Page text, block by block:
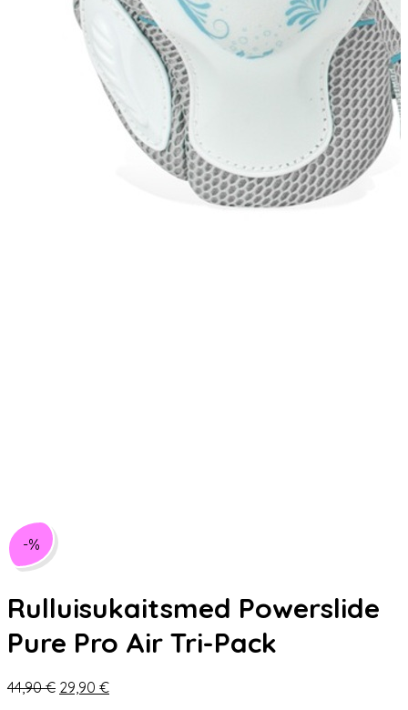
-%
Rulluisukaitsmed Powerslide
Pure Pro Air Tri-Pack
44,90€ Algne
29,90 €Praegune